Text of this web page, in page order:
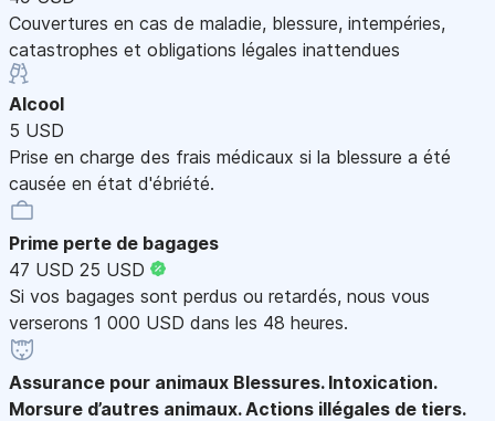
Couvertures en cas de maladie, blessure, intempéries,
catastrophes et obligations légales inattendues
Alcool
5 USD
Prise en charge des frais médicaux si la blessure a été
causée en état d'ébriété.
Prime perte de bagages
47 USD 25 USD
Si vos bagages sont perdus ou retardés, nous vous
verserons 1 000 USD dans les 48 heures.
Assurance pour animaux Blessures. Intoxication.
Morsure d’autres animaux. Actions illégales de tiers.